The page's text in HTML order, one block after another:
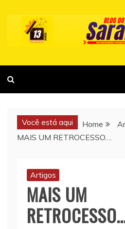
content
Você está aqui Home
MAIS UM RETROCESSO….
Artigos
MAIS UM